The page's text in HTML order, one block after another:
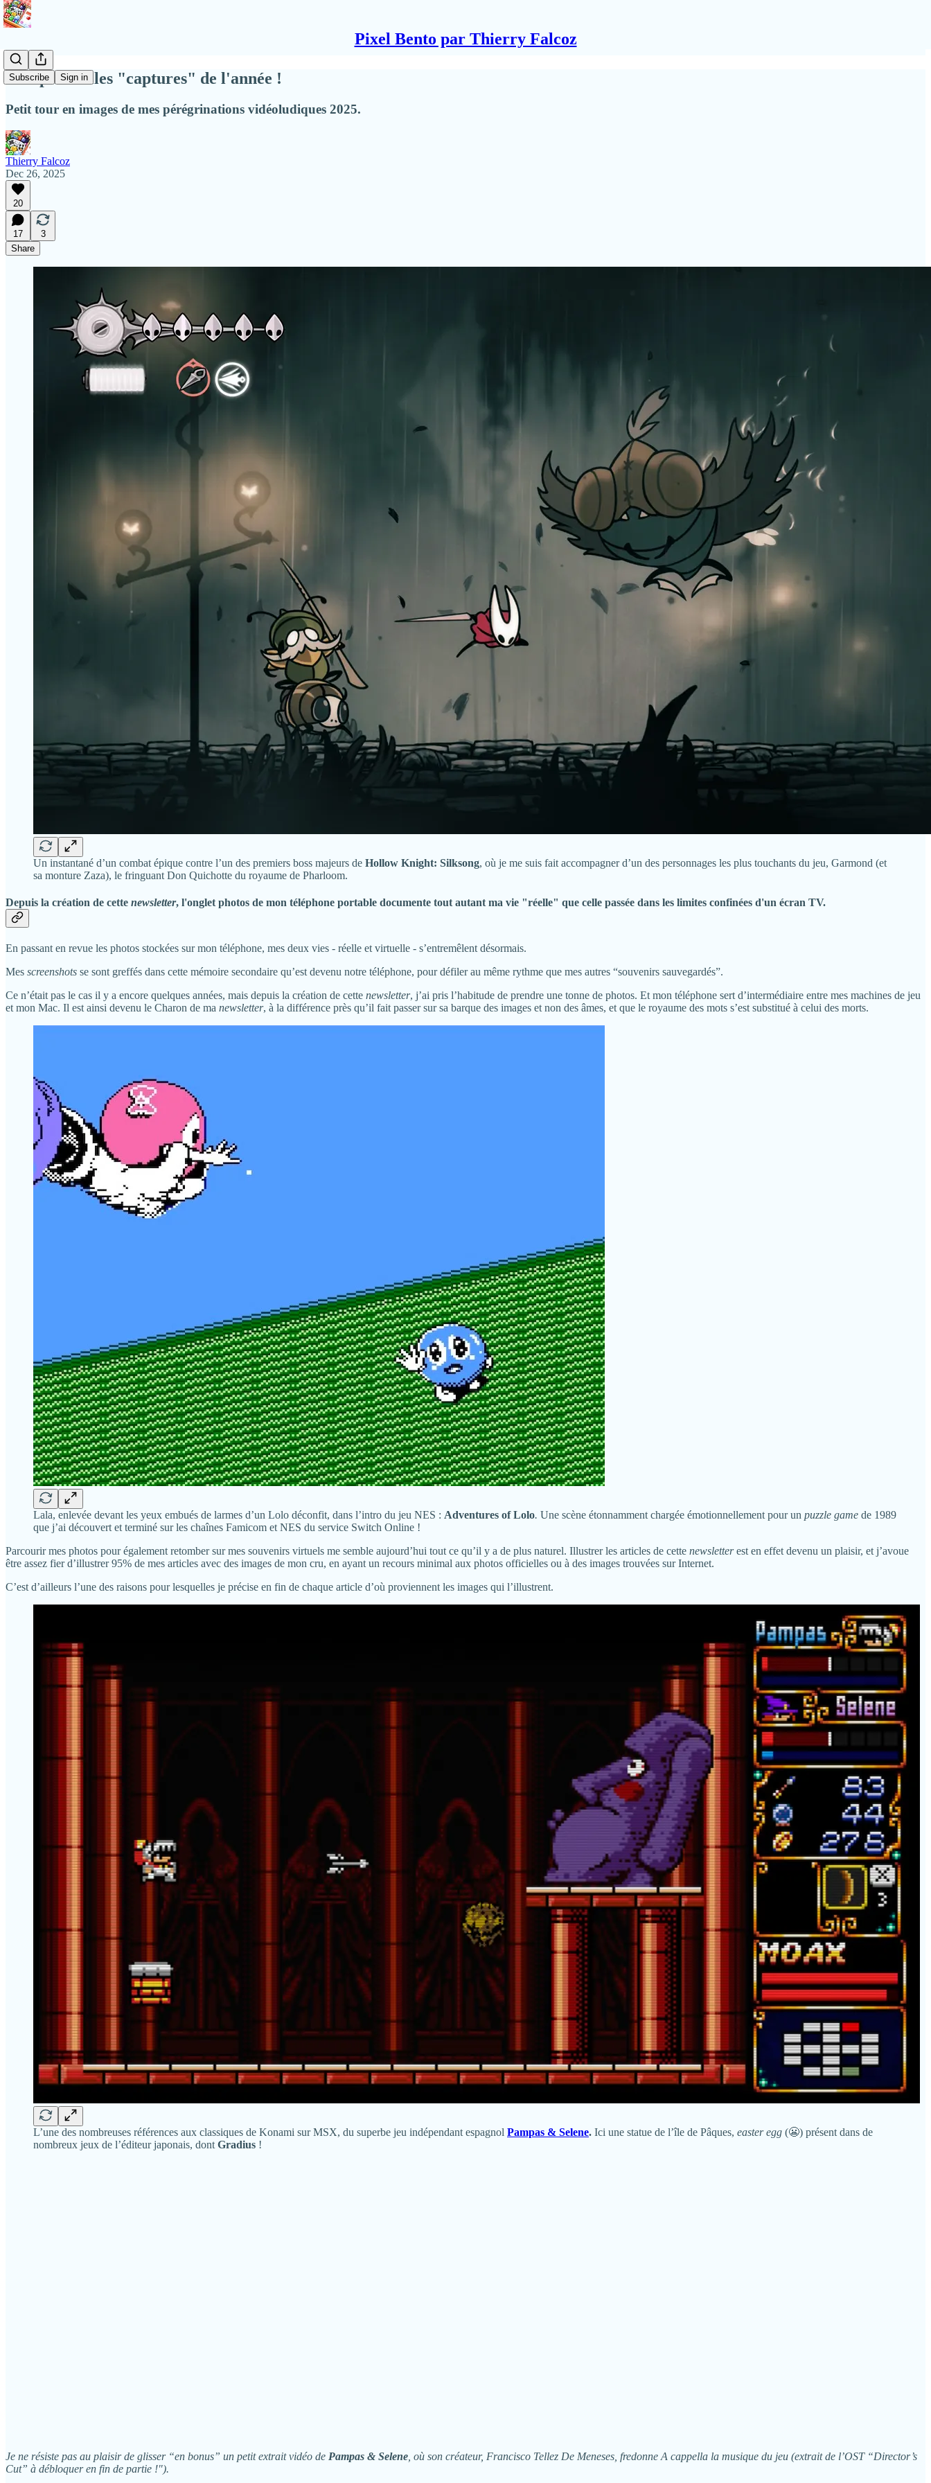
Pixel Bento par Thierry Falcoz
Subscribe Sign in
Mes plus belles "captures" de l'année !
Petit tour en images de mes pérégrinations vidéoludiques 2025.
Thierry Falcoz
Dec 26, 2025
20
17
3
Share
Un instantané d’un combat épique contre l’un des premiers boss majeurs de Hollow Knight: Silksong, où je me suis fait accompagner d’un des personnages les plus touchants du jeu, Garmond (et
sa monture Zaza), le fringuant Don Quichotte du royaume de Pharloom.
Depuis la création de cette newsletter, l'onglet photos de mon téléphone portable documente tout autant ma vie "réelle" que celle passée dans les limites confinées d'un écran TV.
En passant en revue les photos stockées sur mon téléphone, mes deux vies - réelle et virtuelle - s’entremêlent désormais.
Mes screenshots se sont greffés dans cette mémoire secondaire qu’est devenu notre téléphone, pour défiler au même rythme que mes autres “souvenirs sauvegardés”.
Ce n’était pas le cas il y a encore quelques années, mais depuis la création de cette newsletter, j’ai pris l’habitude de prendre une tonne de photos. Et mon téléphone sert d’intermédiaire entre mes machines de jeu
et mon Mac. Il est ainsi devenu le Charon de ma newsletter, à la différence près qu’il fait passer sur sa barque des images et non des âmes, et que le royaume des mots s’est substitué à celui des morts.
Lala, enlevée devant les yeux embués de larmes d’un Lolo déconfit, dans l’intro du jeu NES : Adventures of Lolo. Une scène étonnamment chargée émotionnellement pour un puzzle game de 1989
que j’ai découvert et terminé sur les chaînes Famicom et NES du service Switch Online !
Parcourir mes photos pour également retomber sur mes souvenirs virtuels me semble aujourd’hui tout ce qu’il y a de plus naturel. Illustrer les articles de cette newsletterest en effet devenu un plaisir, et j’avoue
être assez fier d’illustrer 95% de mes articles avec des images de mon cru, en ayant un recours minimal aux photos officielles ou à des images trouvées sur Internet.
C’est d’ailleurs l’une des raisons pour lesquelles je précise en fin de chaque article d’où proviennent les images qui l’illustrent.
L’une des nombreuses références aux classiques de Konami sur MSX, du superbe jeu indépendant espagnol Pampas & Selene. Ici une statue de l’île de Pâques, easter egg (😬) présent dans de
nombreux jeux de l’éditeur japonais, dont Gradius !
Je ne résiste pas au plaisir de glisser “en bonus” un petit extrait vidéo de Pampas & Selene , où son créateur, Francisco Tellez De Meneses, fredonne A cappella la musique du jeu (extrait de l’OST “Director’s
Cut” à débloquer en fin de partie !").